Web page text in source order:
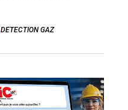
DETECTION GAZ